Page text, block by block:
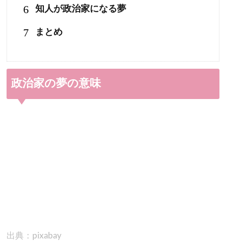
6 知人が政治家になる夢
7 まとめ
政治家の夢の意味
出典：pixabay